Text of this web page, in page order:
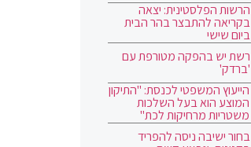
הרשות הפלסטינית: יצאה
בקריאה להתבצר בהר הבית
ביום שישי
רשת יש בהפקה מטורפת עם
'ברדק'
הייעוץ המשפטי לכנסת: "התיקון
המוצע הוא בעל השלכות
משטריות מרחיקות לכת"
בחור ישיבה ניסה להפריד